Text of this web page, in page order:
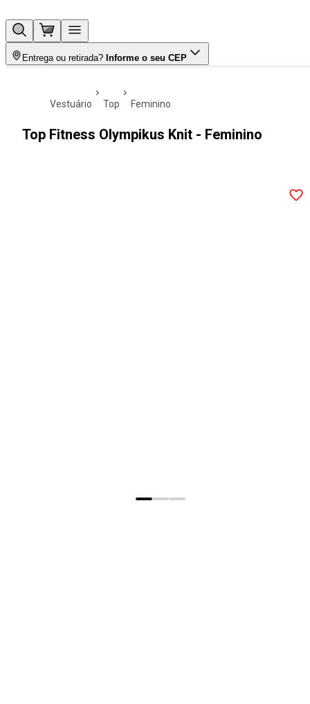
Entrega ou retirada? Informe o seu CEP
vestuário top feminino
Top Fitness Olympikus Knit - Feminino